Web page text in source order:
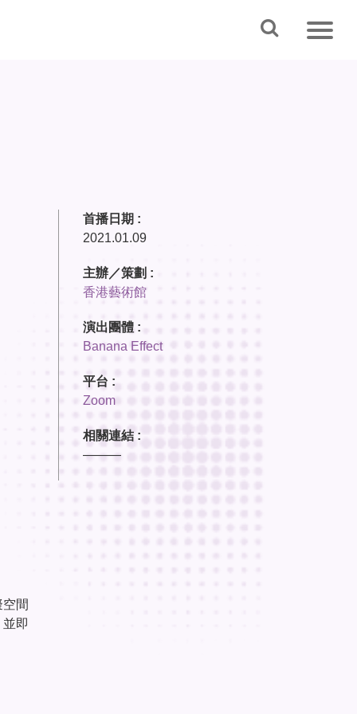
間
即
首播日期 :
2021.01.09
主辦／策劃 :
香港藝術館
演出團體 :
Banana Effect
平台 :
Zoom
相關連結 :
———